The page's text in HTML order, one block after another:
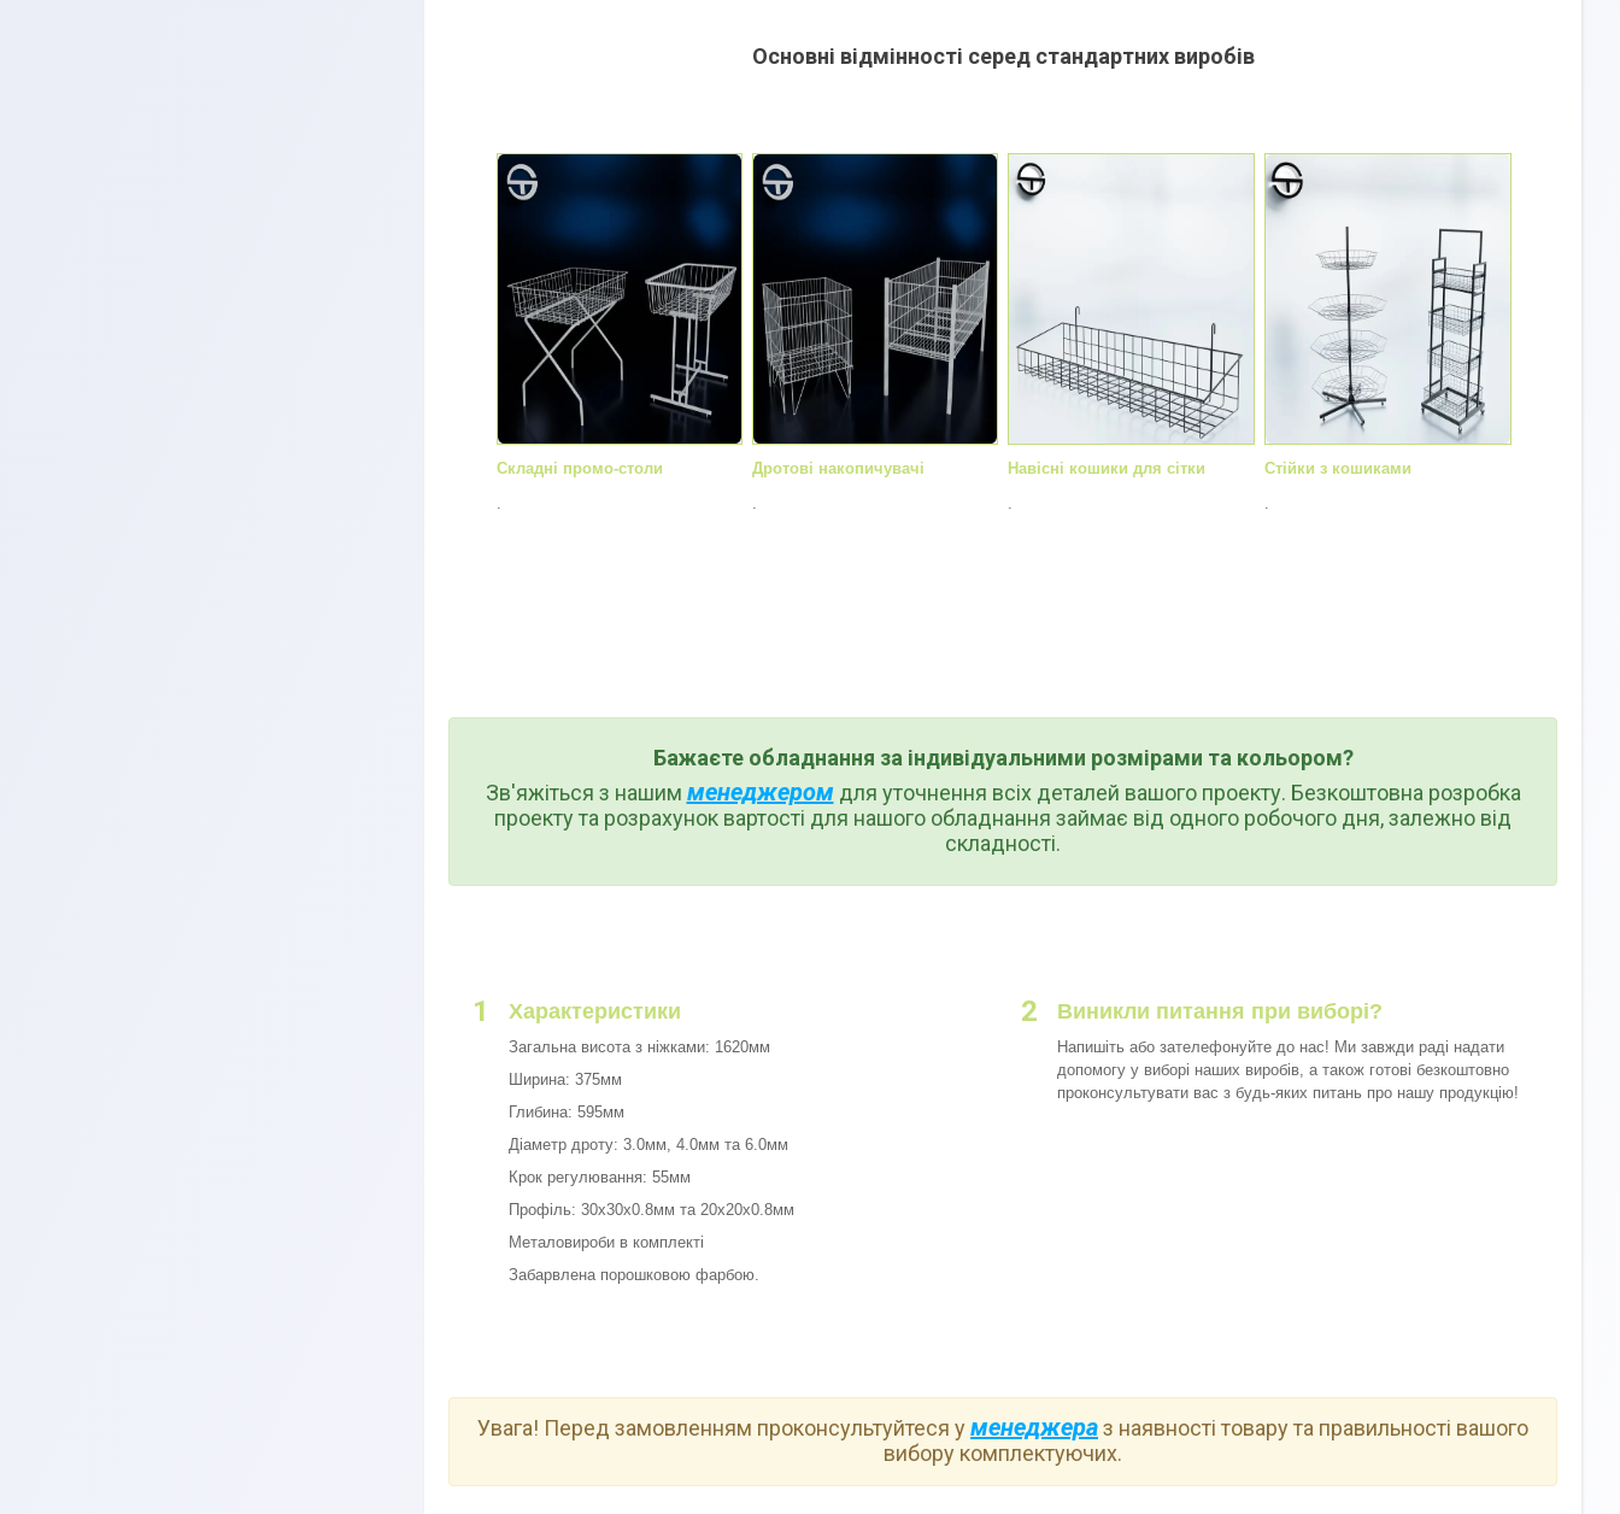
Основні відмінності серед стандартних виробів
Складні промо-столи
Дротові накопичувачі
Навісні кошики для сітки
Стійки з кошиками
Бажаєте обладнання за індивідуальними розмірами та кольором?
Зв'яжіться з нашим менеджеромдля уточнення всіх деталей вашого проекту. Безкоштовна розробка
проекту та розрахунок вартості для нашого обладнання займає від одного робочого дня, залежно від
складності.
1 Характеристики
Загальна висота з ніжками: 1620мм
Ширина: 375мм
Глибина: 595мм
Діаметр дроту: 3.0мм, 4.0мм та 6.0мм
Крок регулювання: 55мм
Профіль: 30х30х0.8мм та 20х20х0.8мм
Металовироби в комплекті
Забарвлена порошковою фарбою.
2 Виникли питання при виборі?
Напишіть або зателефонуйте до нас! Ми завжди раді надати
допомогу у виборі наших виробів, а також готові безкоштовно
проконсультувати вас з будь-яких питань про нашу продукцію!
Увага! Перед замовленням проконсультуйтеся у менеджераз наявності товару та правильності вашого
вибору комплектуючих.